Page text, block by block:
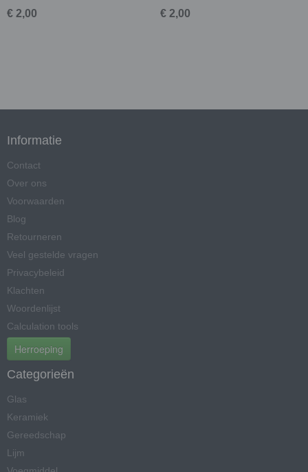
€ 2,00 € 2,00
Informatie
Contact
Over ons
Voorwaarden
Blog
Retourneren
Veel gestelde vragen
Privacybeleid
Klachten
Woordenlijst
Calculation tools
Herroeping
Categorieën
Glas
Keramiek
Gereedschap
Lijm